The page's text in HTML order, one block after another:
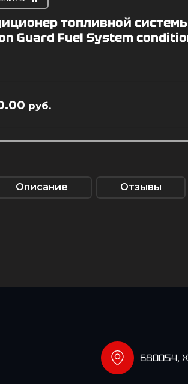
топливной
Guard Fuel System
руб.
Описание Отзывы
680054,